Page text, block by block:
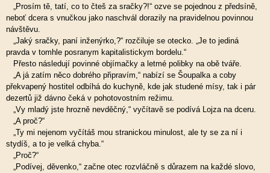
„Prosím tě, tatí, co to čteš za sračky?!“ ozve se pojednou z předsíně,
neboť dcera s vnučkou jako naschvál dorazily na pravidelnou povinnou
návštěvu.
„Jaký sračky, paní inženýrko,?“ rozčiluje se otecko. „Je to jediná
pravda v tomhle posranym kapitalistickym bordelu.“
Přesto následují povinné objímačky a letmé polibky na obě tváře.
„A já zatím něco dobrého připravím,“ nabízí se Šoupalka a coby
překvapený hostitel odbíhá do kuchyně, kde jak studené mísy, tak i pár
dezertů již dávno čeká v pohotovostním režimu.
„Vy mladý jste hrozně nevděčný,“ vyčítavě se podívá Lojza na dceru.
„A proč?“
„Ty mi nejenom vyčítáš mou stranickou minulost, ale ty se za ní i
stydíš, a to je velká chyba.“
„Proč?“
„Podívej, děvenko,“ začne otec rozvláčně s důrazem na každé slovo,